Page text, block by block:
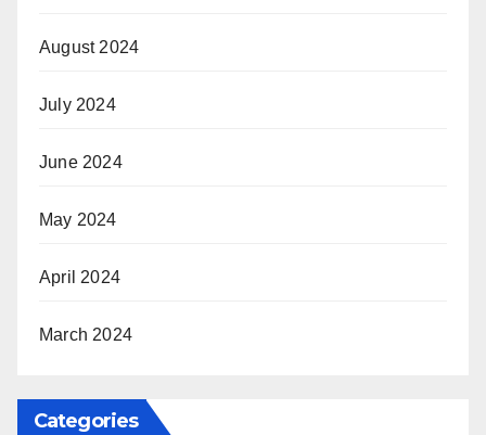
August 2024
July 2024
June 2024
May 2024
April 2024
March 2024
Categories